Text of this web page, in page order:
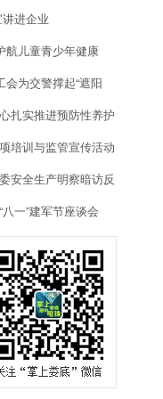
进企业
航儿童青少年健康
会为交警撑起“遮阳
扎实推进预防性养护
培训与监管宣传活动
安全生产明察暗访反
一”建军节座谈会